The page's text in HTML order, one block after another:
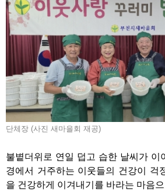
단체장 (사진 새마을회 재공)
불볕더위로 연일 덥고 습한 날씨가 이
경에서 거주하는 이웃들의 건강이 걱
을 건강하게 이겨내기를 바라는 마음